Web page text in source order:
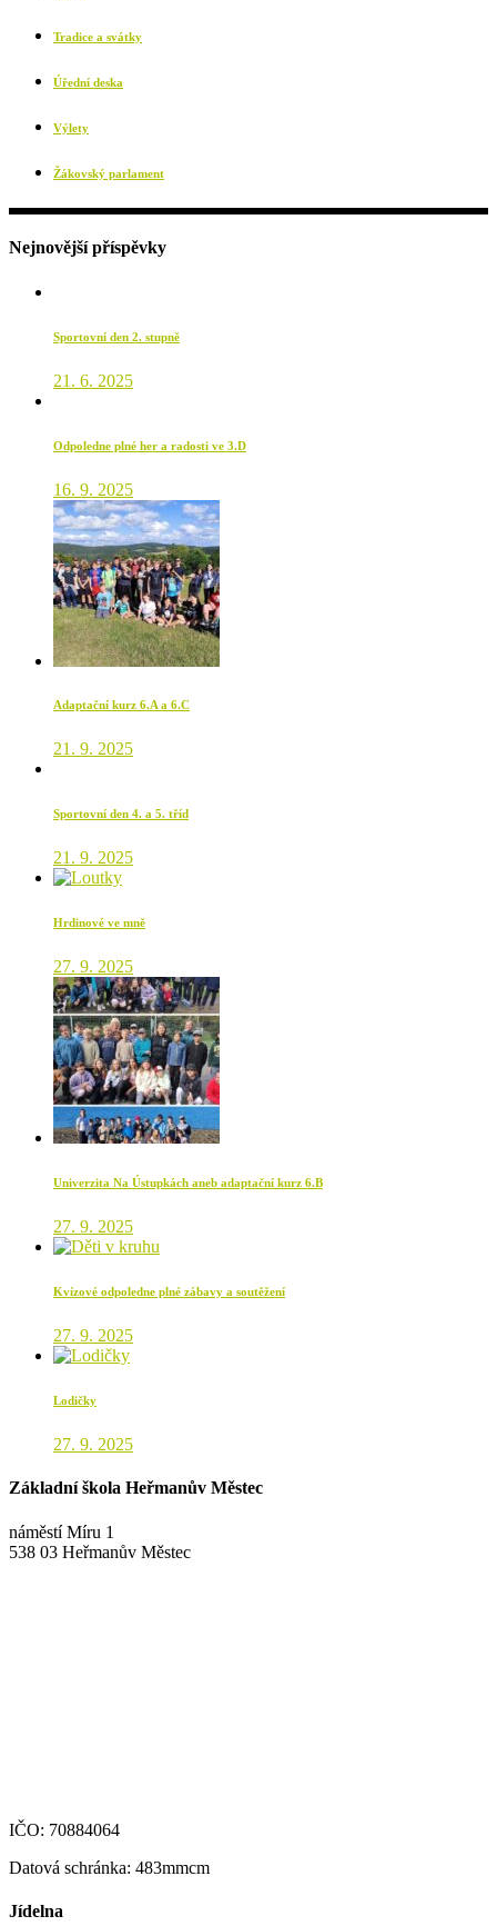
Tradice a svátky
Úřední deska
Výlety
Žákovský parlament
Nejnovější příspěvky
Sportovní den 2. stupně
21. 6. 2025
Odpoledne plné her a radosti ve 3.D
16. 9. 2025
Adaptační kurz 6.A a 6.C
21. 9. 2025
Sportovní den 4. a 5. tříd
21. 9. 2025
Hrdinové ve mně
27. 9. 2025
Univerzita Na Ústupkách aneb adaptační kurz 6.B
27. 9. 2025
Kvízové odpoledne plné zábavy a soutěžení
27. 9. 2025
Lodičky
27. 9. 2025
Základní škola Heřmanův Městec
náměstí Míru 1
538 03 Heřmanův Městec
IČO: 70884064
Datová schránka: 483mmcm
Jídelna